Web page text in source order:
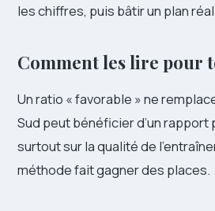
les chiffres, puis bâtir un plan
Comment les lire pour
Un ratio « favorable » ne
Sud peut bénéficier d’un
surtout sur la qualité de
méthode fait gagner des places.